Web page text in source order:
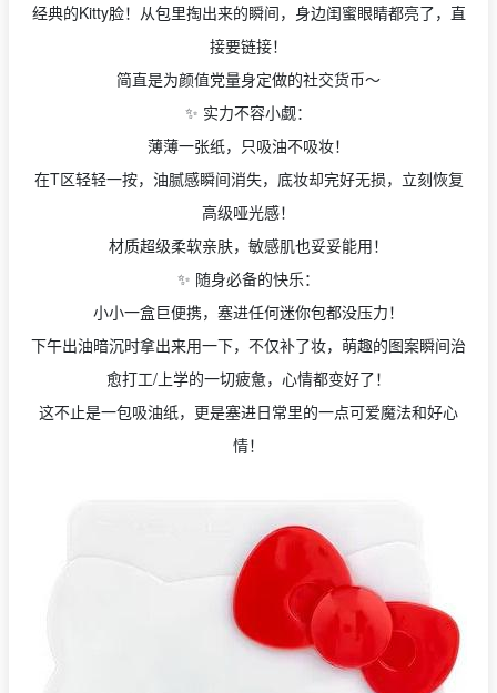
经典的Kitty脸！从包里掏出来的瞬间，身边闺蜜眼睛都亮了，直
接要链接！
简直是为颜值党量身定做的社交货币～
✨ 实力不容小觑：
薄薄一张纸，只吸油不吸妆！
在T区轻轻一按，油腻感瞬间消失，底妆却完好无损，立刻恢复
高级哑光感！
材质超级柔软亲肤，敏感肌也妥妥能用！
✨ 随身必备的快乐：
小小一盒巨便携，塞进任何迷你包都没压力！
下午出油暗沉时拿出来用一下，不仅补了妆，萌趣的图案瞬间治
愈打工/上学的一切疲惫，心情都变好了！
这不止是一包吸油纸，更是塞进日常里的一点可爱魔法和好心
情！